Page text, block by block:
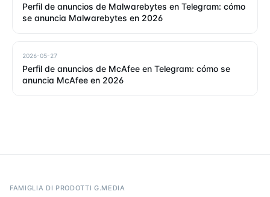
Perfil de anuncios de Malwarebytes en Telegram: cómo
se anuncia Malwarebytes en 2026
2026-05-27
Perfil de anuncios de McAfee en Telegram: cómo se
anuncia McAfee en 2026
FAMIGLIA DI PRODOTTI G.MEDIA